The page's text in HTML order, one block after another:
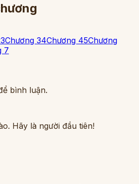
3Chương 34Chương 45Chương
7
bình luận.
Hãy là người đầu tiên!